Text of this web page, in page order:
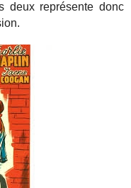
deux représente donc